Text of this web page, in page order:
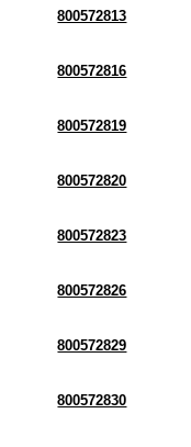
800572813
800572816
800572819
800572820
800572823
800572826
800572829
800572830